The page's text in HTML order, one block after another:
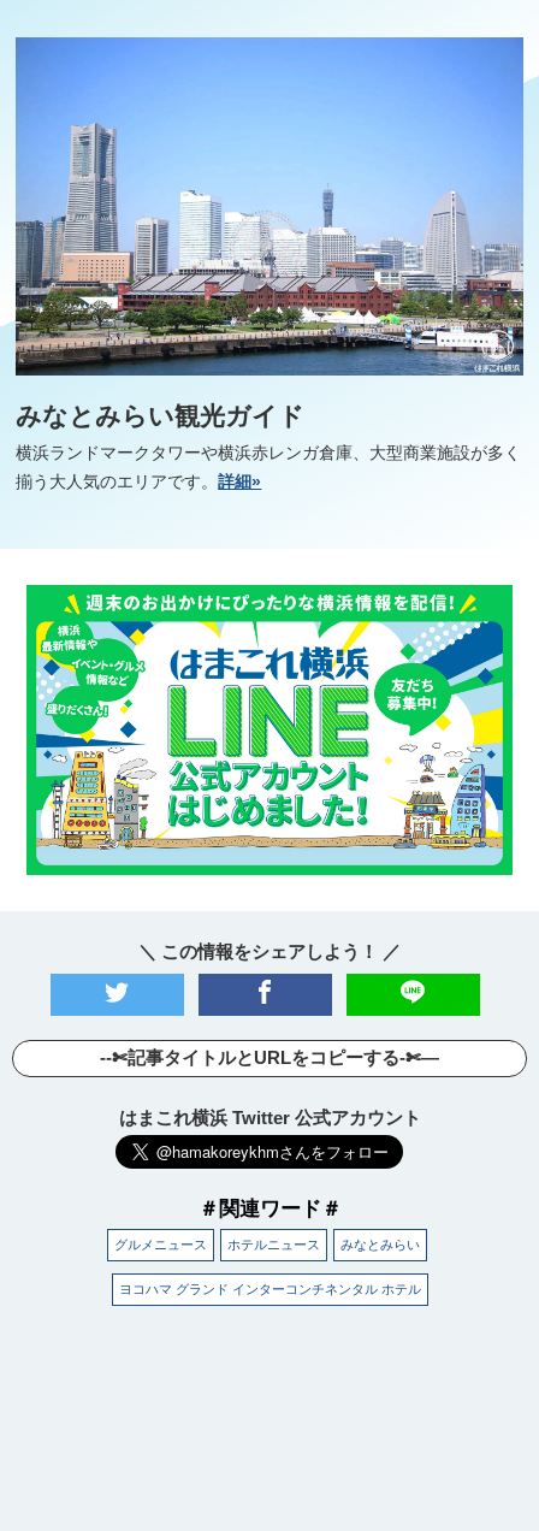
みなとみらい観光ガイド
横浜ランドマークタワーや横浜赤レンガ倉庫、大型商業施設が多く
揃う大人気のエリアです。詳細»
＼ この情報をシェアしよう！ ／
--✄記事タイトルとURLをコピーする-✄—
はまこれ横浜 Twitter 公式アカウント
＃関連ワード＃
グルメニュース ホテルニュース みなとみらい
ヨコハマ グランド インターコンチネンタル ホテル